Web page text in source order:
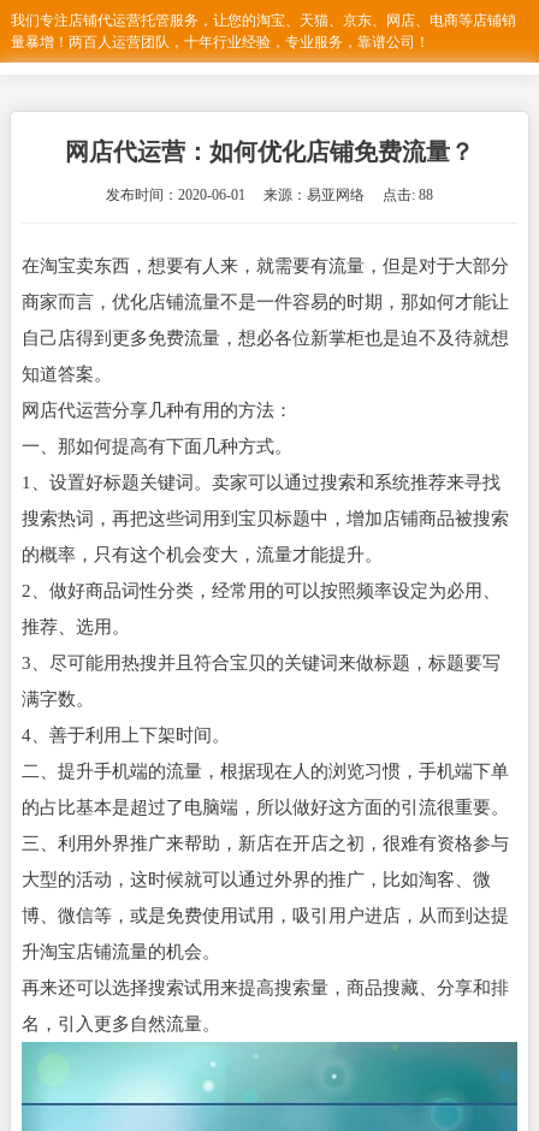
我们专注店铺代运营托管服务，让您的淘宝、天猫、京东、网店、电商等店铺销
量暴增！两百人运营团队，十年行业经验，专业服务，靠谱公司！
网店代运营：如何优化店铺免费流量？
发布时间：2020-06-01 来源：易亚网络 点击: 88
在淘宝卖东西，想要有人来，就需要有流量，但是对于大部分
商家而言，优化店铺流量不是一件容易的时期，那如何才能让
自己店得到更多免费流量，想必各位新掌柜也是迫不及待就想
知道答案。
网店代运营分享几种有用的方法：
一、那如何提高有下面几种方式。
1、设置好标题关键词。卖家可以通过搜索和系统推荐来寻找
搜索热词，再把这些词用到宝贝标题中，增加店铺商品被搜索
的概率，只有这个机会变大，流量才能提升。
2、做好商品词性分类，经常用的可以按照频率设定为必用、
推荐、选用。
3、尽可能用热搜并且符合宝贝的关键词来做标题，标题要写
满字数。
4、善于利用上下架时间。
二、提升手机端的流量，根据现在人的浏览习惯，手机端下单
的占比基本是超过了电脑端，所以做好这方面的引流很重要。
三、利用外界推广来帮助，新店在开店之初，很难有资格参与
大型的活动，这时候就可以通过外界的推广，比如淘客、微
博、微信等，或是免费使用试用，吸引用户进店，从而到达提
升淘宝店铺流量的机会。
再来还可以选择搜索试用来提高搜索量，商品搜藏、分享和排
名，引入更多自然流量。